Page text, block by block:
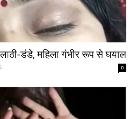
डंडे, महिला गंभीर रूप से घयाल
0